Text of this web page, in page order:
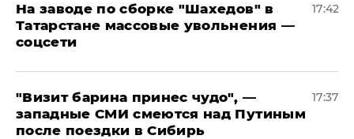
На заводе по сборке "Шахедов" в
Татарстане массовые увольнения —
соцсети
17:42
"Визит барина принес чудо", —
западные СМИ смеются над Путиным
после поездки в Сибирь
17:37